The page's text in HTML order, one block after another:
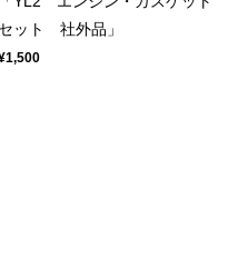
セット 社外品」